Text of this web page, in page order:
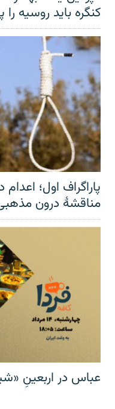
کنگره باید روسیه
پاراگراف اول؛
مناقشهٔ درون
عباس در اربعینِ